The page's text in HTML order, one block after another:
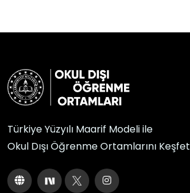
Türkiye Yüzyılı Maarif Modeli ile
Okul Dışı Öğrenme Ortamlarını Keşfet